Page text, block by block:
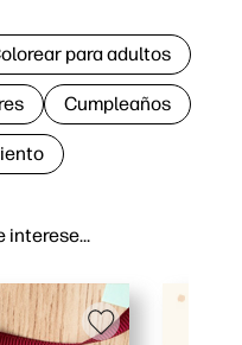
interese…
para adultos
Cumpleaños